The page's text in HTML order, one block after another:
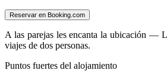
Reservar en Booking.com
A las parejas les encanta la ubicación —
viajes de dos personas.
Puntos fuertes del alojamiento